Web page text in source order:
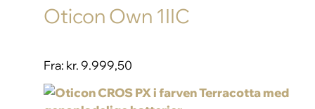
Oticon Own 1IIC
Fra: kr. 9.999,50